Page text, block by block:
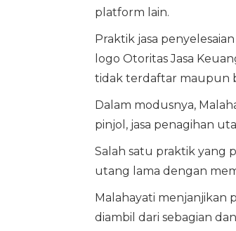
platform lain.
Praktik jasa
logo Otoritas Jasa
tidak terdaftar maupun
Dalam modusnya,
pinjol, jasa penagihan
Salah satu praktik yang
utang lama dengan
Malahayati menjanjikan
diambil dari sebagian